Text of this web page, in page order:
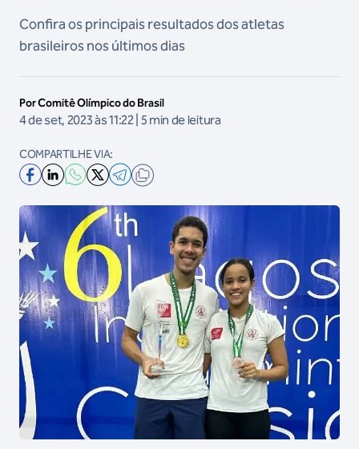
Confira os principais resultados dos atletas
brasileiros nos últimos dias
Por Comitê Olímpico do Brasil
4 de set, 2023 às 11:22 | 5 min de leitura
COMPARTILHE VIA: